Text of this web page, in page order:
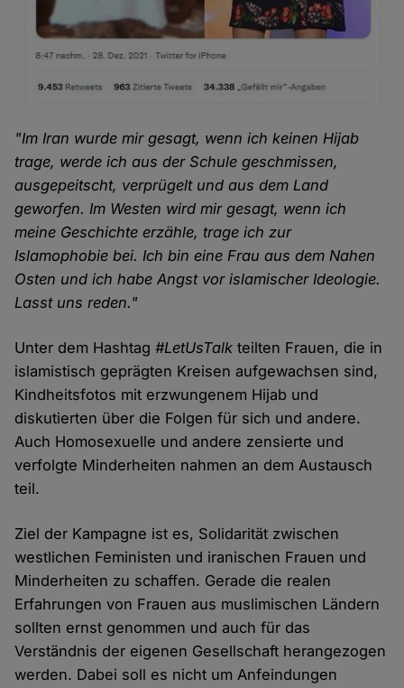
"Im Iran wurde mir gesagt, wenn ich keinen Hijab
trage, werde ich aus der Schule geschmissen,
ausgepeitscht, verprügelt und aus dem Land
geworfen. Im Westen wird mir gesagt, wenn ich
meine Geschichte erzähle, trage ich zur
Islamophobie bei. Ich bin eine Frau aus dem Nahen
Osten und ich habe Angst vor islamischer Ideologie.
Lasst uns reden."
Unter dem Hashtag #LetUsTalk teilten Frauen, die in
islamistisch geprägten Kreisen aufgewachsen sind,
Kindheitsfotos mit erzwungenem Hijab und
diskutierten über die Folgen für sich und andere.
Auch Homosexuelle und andere zensierte und
verfolgte Minderheiten nahmen an dem Austausch
teil.
Ziel der Kampagne ist es, Solidarität zwischen
westlichen Feministen und iranischen Frauen und
Minderheiten zu schaffen. Gerade die realen
Erfahrungen von Frauen aus muslimischen Ländern
sollten ernst genommen und auch für das
Verständnis der eigenen Gesellschaft herangezogen
werden. Dabei soll es nicht um Anfeindungen